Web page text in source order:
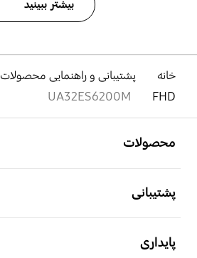
بیشتر ببینید
خانه پشتیبانی و راهنمایی محصولات
FHD
UA32ES6200M
محصولات
پشتیبانی
پایداری